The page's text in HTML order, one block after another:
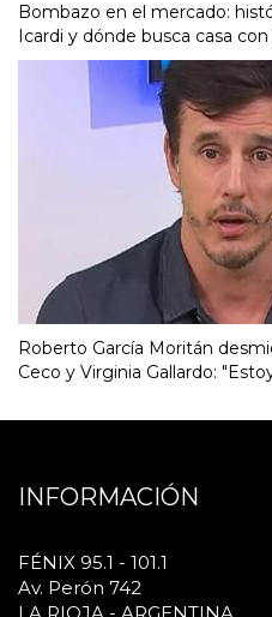
Bombazo en el mercado:
Icardi y dónde busca casa
Roberto García Moritán
Ceco y Virginia Gallardo:
INFORMACIÓN
FÉNIX 95.1 - 101.1
Av. Perón 742